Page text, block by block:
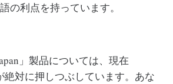
の利点を持っています。
」製品については、現在
絶対に押しつぶしています。あな